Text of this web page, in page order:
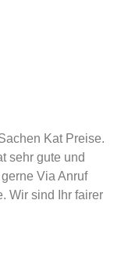
Kat Preise.
sehr gute und
Via Anruf
Wir sind Ihr fairer